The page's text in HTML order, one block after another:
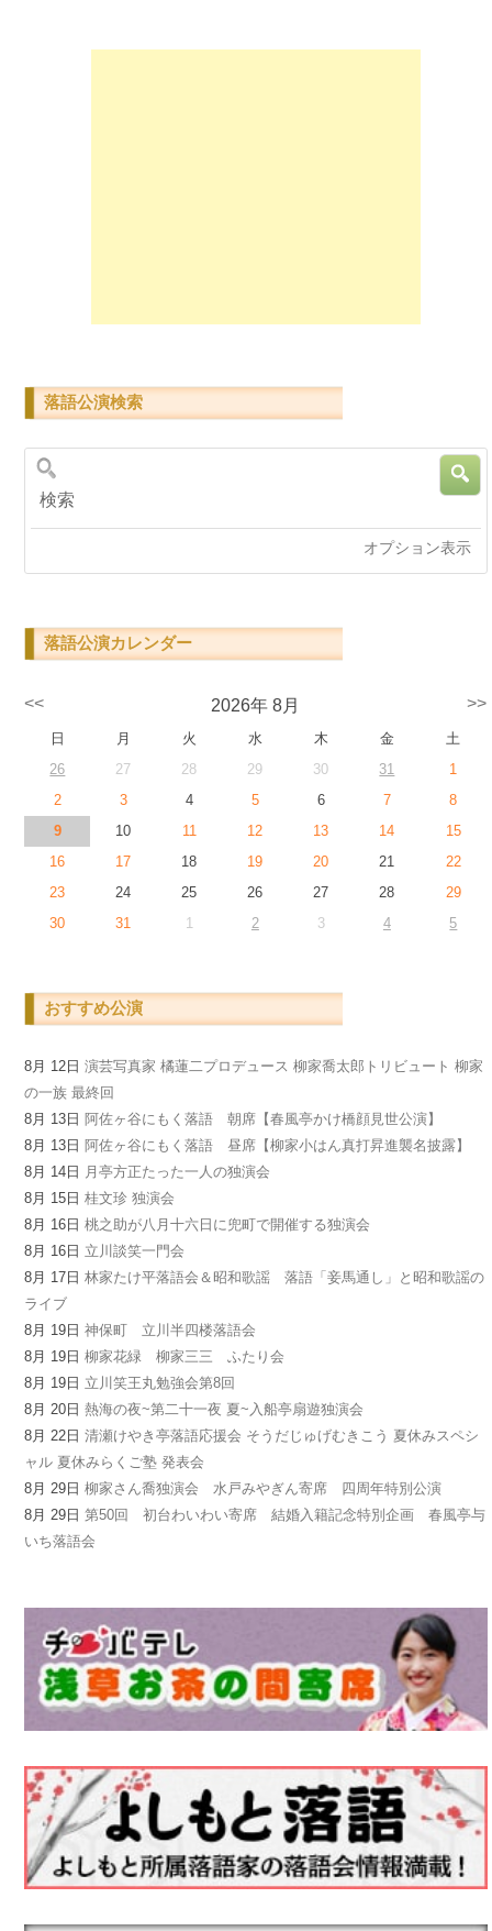
落語公演検索
オプション表示
落語公演カレンダー
<< 2026年 8月 >>
日 月 火 水 木 金
土
26
27 28 29 30 31
1
2
3 4 5 6 7
8
9
10 11 12 13 14
15
16
17 18 19 20 21
22
23
24 25 26 27 28
29
30
31 1 2 3 4 5
おすすめ公演
8月 12日演芸写真家 橘蓮二プロデュース 柳家喬太郎トリビュート 柳家
の一族 最終回
8月 13日阿佐ヶ谷にもく落語 朝席【春風亭かけ橋顔見世公演】
8月 13日阿佐ヶ谷にもく落語 昼席【柳家小はん真打昇進襲名披露】
8月 14日 月亭方正たった一人の独演会
8月 15日桂文珍 独演会
8月 16日桃之助が八月十六日に兜町で開催する独演会
8月 16日 立川談笑一門会
8月 17日林家たけ平落語会＆昭和歌謡 落語「妾馬通し」と昭和歌謡の
ライブ
8月 19日神保町 立川半四楼落語会
8月 19日柳家花緑 柳家三三 ふたり会
8月 19日 立川笑王丸勉強会第8回
8月 20日熱海の夜~第二十一夜 夏~入船亭扇遊独演会
8月 22日清瀬けやき亭落語応援会 そうだじゅげむきこう 夏休みスペシ
ャル 夏休みらくご塾 発表会
8月 29日柳家さん喬独演会 水戸みやぎん寄席 四周年特別公演
8月 29日第50回 初台わいわい寄席 結婚入籍記念特別企画 春風亭与
いち落語会